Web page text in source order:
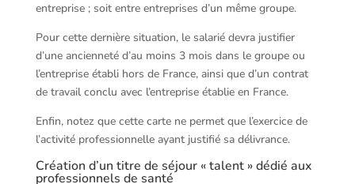
entreprise ; soit entre entreprises d’un même groupe.
Pour cette dernière situation, le salarié devra justifier
d’une ancienneté d’au moins 3 mois dans le groupe ou
l’entreprise établi hors de France, ainsi que d’un contrat
de travail conclu avec l’entreprise établie en France.
Enfin, notez que cette carte ne permet que l’exercice de
l’activité professionnelle ayant justifié sa délivrance.
Création d’un titre de séjour « talent » dédié aux
professionnels de santé